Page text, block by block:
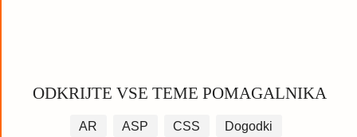
ODKRIJTE VSE TEME POMAGALNIKA
AR ASP CSS Dogodki